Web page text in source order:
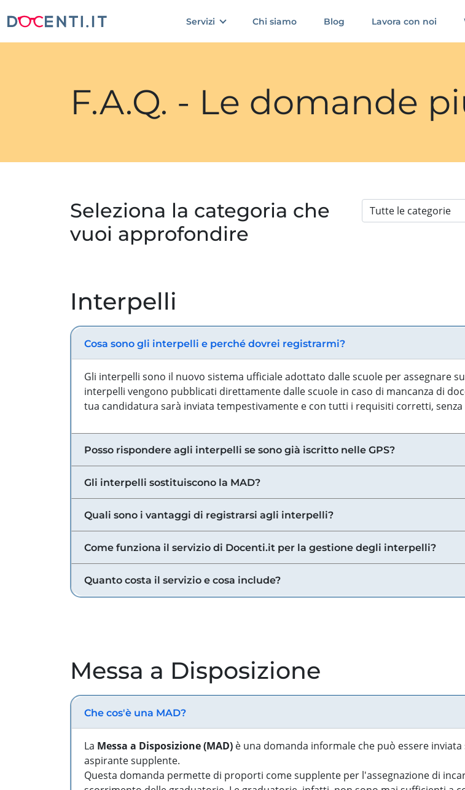
Servizi Chi siamo Blog Lavora con noi
F.A.Q. - Le domande
Seleziona la categoria che
vuoi approfondire
Interpelli
Cosa sono gli interpelli e perché dovrei registrarmi?
Gli interpelli sono il nuovo sistema ufficiale adottato dalle scuole per assegnare
interpelli vengono pubblicati direttamente dalle scuole in caso di mancanza di
tua candidatura sarà inviata tempestivamente e con tutti i requisiti corretti,
Posso rispondere agli interpelli se sono già iscritto nelle GPS?
Gli interpelli sostituiscono la MAD?
Quali sono i vantaggi di registrarsi agli interpelli?
Come funziona il servizio di Docenti.it per la gestione degli interpelli?
Quanto costa il servizio e cosa include?
Messa a Disposizione
Che cos'è una MAD?
La Messa a Disposizione (MAD) è una domanda informale che può essere
aspirante supplente.
Questa domanda permette di proporti come supplente per l'assegnazione di